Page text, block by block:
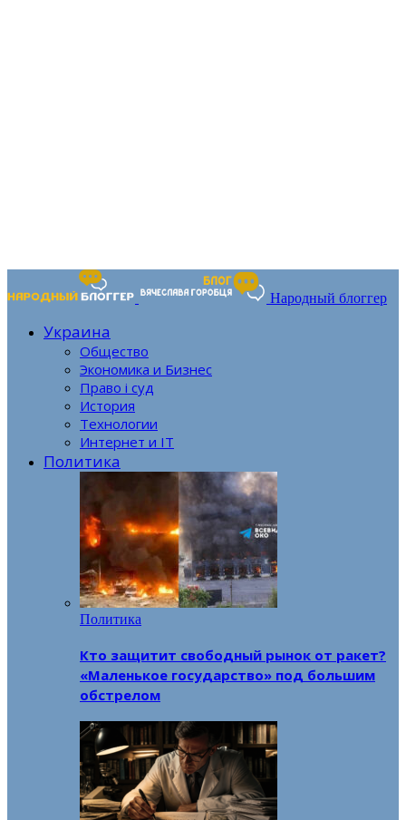
Народный блоггер
Украина
Общество
Экономика и Бизнес
Право і суд
История
Технологии
Интернет и IT
Политика
Политика
Кто защитит свободный рынок от ракет?
«Маленькое государство» под большим
обстрелом